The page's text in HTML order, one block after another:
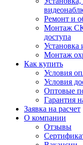
Ремонт и
Монтаж
доступа
Монтаж
Как купить
Условия
Условия
Оптовые
Гарантия
Заявка на расчет
О компании
Отзывы